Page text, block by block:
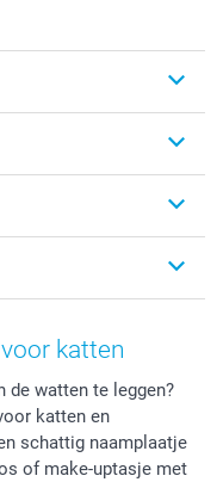
met fotoprints
katten
de watten te leggen?
katten en
schattig naamplaatje
of make-uptasje met